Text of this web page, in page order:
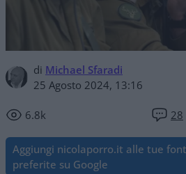
di Michael Sfaradi
25 Agosto 2024, 13:16
6.8k 28
Aggiungi nicolaporro.it alle tue
preferite su Google